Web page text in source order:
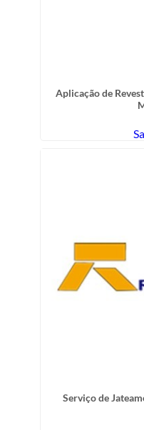
Aplicação de
Serviço de